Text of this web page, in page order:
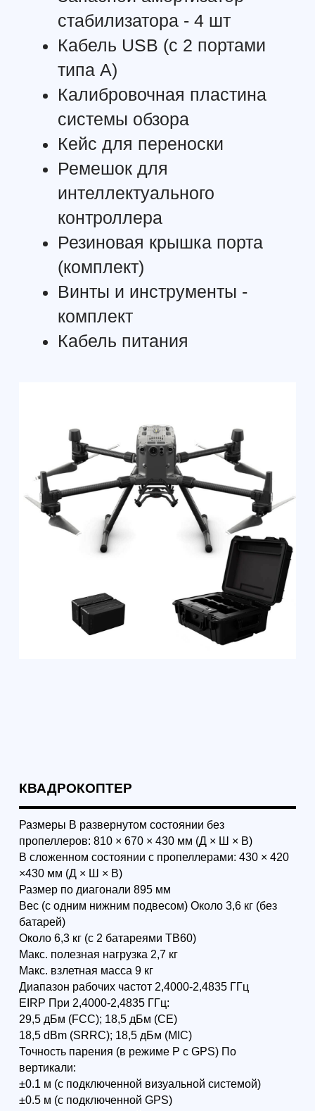
Угол обзора Впереди/ сзади/ внизу：65° (H), 50° (V)
Слева/ справа/ вверху：75° (H), 60° (V)
Рабочие условия Поверхности с четким профилем и
нормальным освещением (>15 lux)
СИСТЕМА ИНФРАКРАСНОГО
ОБНАРУЖЕНИЯ
Радиус обнаружения препятствия 0,1-8 м
Угол обзора 30°(±15°)
Рабочие условия Препятствия большого размера, с
эффектом рассеяния и отражения (отражающая
способность >10%)
ВСПОМОГАТЕЛЬНОЕ ОСВЕЩЕНИЕ
Эффективное расстояние освещенности 5м
FPV-КАМЕРА
Разрешение 960p
Частота кадров 30fps
БАТАРЕИ BS60
Макс. ток на входе 1070 Вт
Макс. ток на выходе 100-120 В: 750 Вт
220-240 В：992 Вт
Диапазон рабочих температур от -20°C до 40°C
одинарного разъема
для установки подвеса
на двойной?
необходимо сделать в целях
вашей безопасности.
2. Какой степенью
защиты в соответствии
с международными
требованиями
обладает Matrice 300
RTK? Допускает ли он
работу квадрокоптера
во время осадков?
3. С какими
пропеллерами
приходит к
пользователю Matrice
300 RTK?